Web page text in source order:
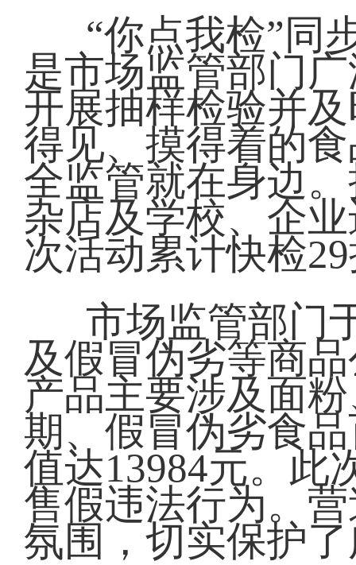
“你点我检”同
是市场监管部门
开展抽样检验并
得见、摸得着的
全监管就在身边
杂店及学校、企
次活动累计快检
市场监管部门
及假冒伪劣等商
产品主要涉及面
期、假冒伪劣食
值达13984元。此
售假违法行为。
氛围，切实保护